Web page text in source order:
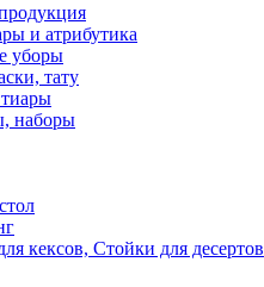
и атрибутика
уборы
тату
наборы
кексов, Стойки для десертов